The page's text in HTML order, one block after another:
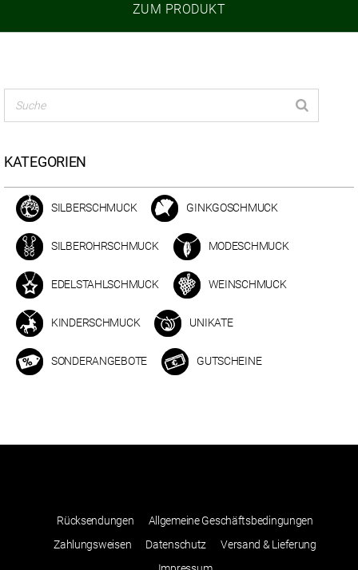
ZUM PRODUKT
KATEGORIEN
SILBERSCHMUCK GINKGOSCHMUCK
SILBEROHRSCHMUCK MODESCHMUCK
EDELSTAHLSCHMUCK WEINSCHMUCK
KINDERSCHMUCK UNIKATE
SONDERANGEBOTE GUTSCHEINE
Rücksendungen
Allgemeine Geschäftsbedingungen
Zahlungsweisen
Datenschutz
Versand & Lieferung